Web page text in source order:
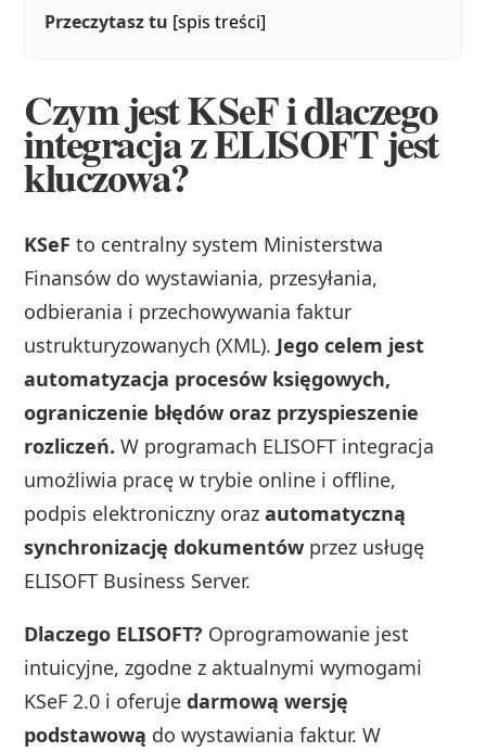
Przeczytasz tu [spis treści]
Czym jest KSeF i dlaczego
integracja z ELISOFT jest
kluczowa?
KSeF to centralny system Ministerstwa
Finansów do wystawiania, przesyłania,
odbierania i przechowywania faktur
ustrukturyzowanych (XML). Jego celem jest
automatyzacja procesów księgowych,
ograniczenie błędów oraz przyspieszenie
rozliczeń. W programach ELISOFT integracja
umożliwia pracę w trybie online i offline,
podpis elektroniczny orazautomatyczną
synchronizację dokumentów przez usługę
ELISOFT Business Server.
Dlaczego ELISOFT? Oprogramowanie jest
intuicyjne, zgodne z aktualnymi wymogami
KSeF 2.0 i oferujedarmową wersję
podstawową do wystawiania faktur. W